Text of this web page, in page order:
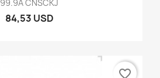
99.9A CNSCKJ
84,53 USD
favorite_border